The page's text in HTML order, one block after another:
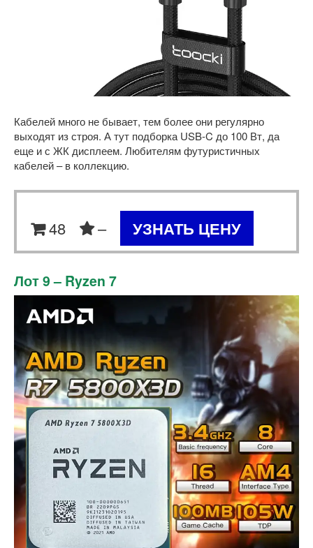
Кабелей много не бывает, тем более они регулярно
выходят из строя. А тут подборка USB-C до 100 Вт, да
еще и с ЖК дисплеем. Любителям футуристичных
кабелей – в коллекцию.
48 – УЗНАТЬ ЦЕНУ
Лот 9 – Ryzen 7